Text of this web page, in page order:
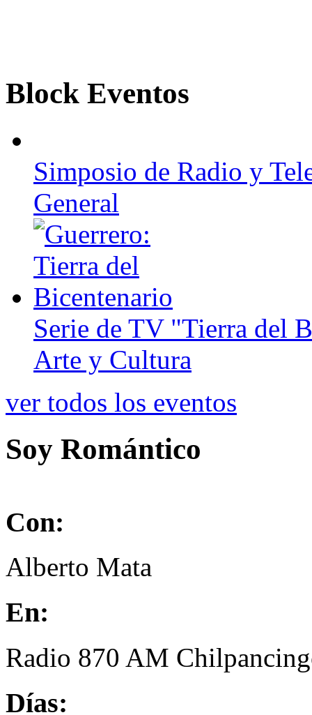
Block Eventos
Simposio de Radio y
General
Serie de TV "Tierra del
Arte y Cultura
ver todos los eventos
Soy Romántico
Con:
Alberto Mata
En:
Radio 870 AM
Días: